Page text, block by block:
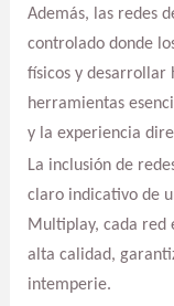
Además, las redes
controlado donde
físicos y desarrollar
herramientas
y la experiencia
La inclusión de
claro indicativo de
Multiplay, cada red
alta calidad,
intemperie.